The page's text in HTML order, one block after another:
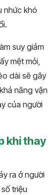
nhức khó
suy giảm
mệt mỏi,
dài sẽ gây
năng vận
của người
khi thay
ra ở người
triệu